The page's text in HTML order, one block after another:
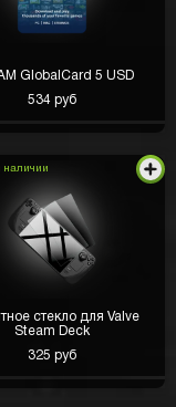
GlobalCard 5 USD
534 руб
наличии
стекло для Valve
Steam Deck
325 руб